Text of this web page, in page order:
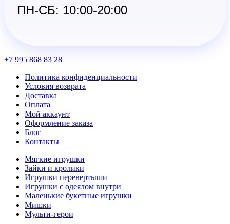
ПН-СБ: 10:00-20:00
+7 995 868 83 28
Политика конфиденциальности
Условия возврата
Доставка
Оплата
Мой аккаунт
Оформление заказа
Блог
Контакты
Мягкие игрушки
Зайки и кролики
Игрушки перевертыши
Игрушки с одеялом внутри
Маленькие букетные игрушки
Мишки
Мульти-герои